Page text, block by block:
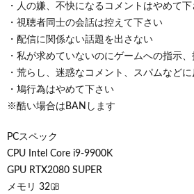
・人の嫌、不快になるコメントはやめて下
・視聴者同士の会話は控えて下さい
・配信に関係ない話題を出さない
・私が求めていないのにゲームへの指示
・荒らし、迷惑なコメント、スパムなど
・鳩行為はやめて下さい
※酷い場合はBANします
PCスペック
CPU Intel Core i9-9900K
GPU RTX2080 SUPER
メモリ 32㎇